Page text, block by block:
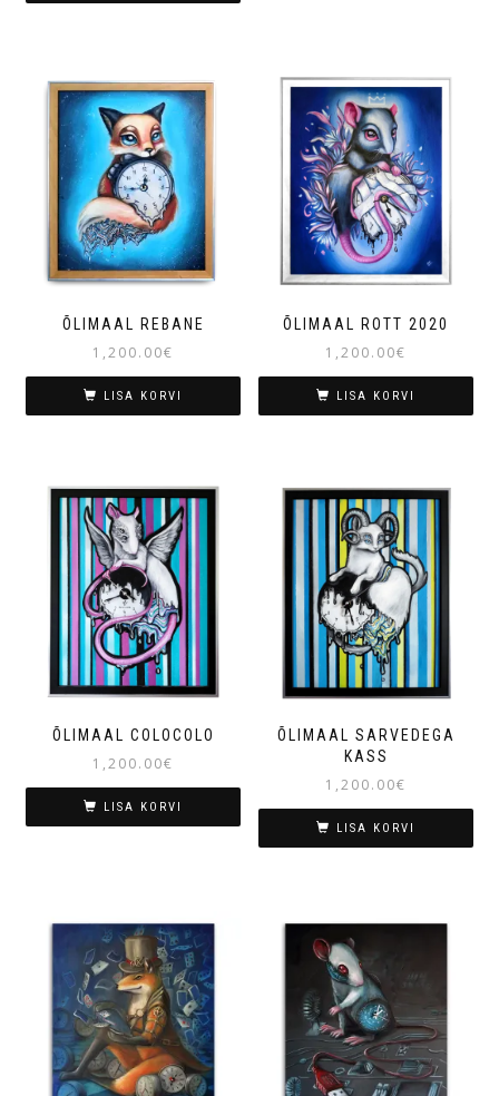
ÕLIMAAL REBANE
1,200.00€
LISA KORVI
ÕLIMAAL ROTT 2020
1,200.00€
LISA KORVI
ÕLIMAAL COLOCOLO
1,200.00€
LISA KORVI
ÕLIMAAL SARVEDEGA
KASS
1,200.00€
LISA KORVI